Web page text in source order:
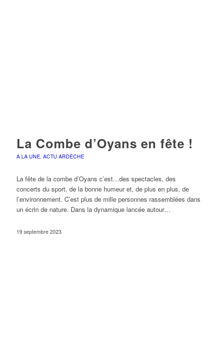
La Combe d’Oyans en fête !
A LA UNE, ACTU ARDÈCHE
La fête de la combe d’Oyans c’est…des spectacles, des
concerts du sport, de la bonne humeur et, de plus en plus, de
l’environnement. C’est plus de mille personnes rassemblées dans
un écrin de nature. Dans la dynamique lancée autour…
19 septembre 2023